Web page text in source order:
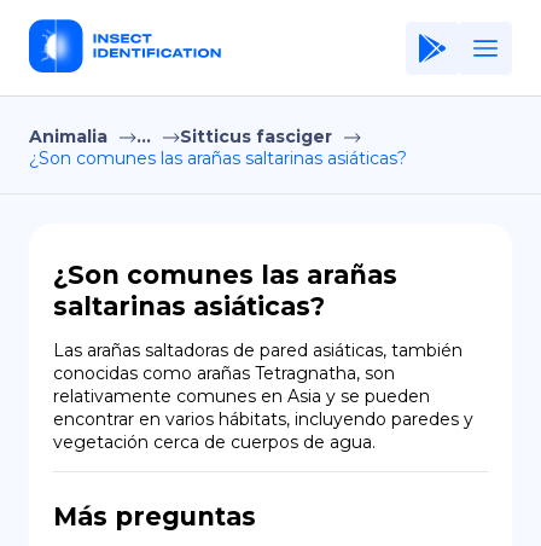
Home
Application
Terms of Use
Privacy Policy
ES
EN
Copiright © Niro ID
Animalia ...
Sitticus fasciger
¿Son comunes las arañas saltarinas asiáticas?
¿Son comunes las arañas
saltarinas asiáticas?
Las arañas saltadoras de pared asiáticas, también
conocidas como arañas Tetragnatha, son
relativamente comunes en Asia y se pueden
encontrar en varios hábitats, incluyendo paredes y
vegetación cerca de cuerpos de agua.
Más preguntas